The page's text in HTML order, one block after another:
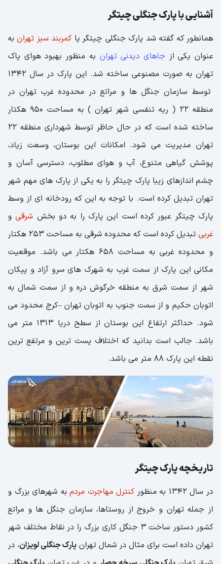
امکانات پارک چیتگر
ایستگاه های سوخت
درمانگاه
آتش نشانی
رستوران ها
ساعت کار پارک چیتگر
مسیرهای دسترسی به پارک چیتگر
عکس های پارک چیتگر
آشنایی با پارک جنگلی چیتگر
همانطور که گفته شد پارک جنگلی چیتگر یا کمربند سبز تهرانبه
عنوان یکی از جاهای دیدنی تهران به منظور بهبود هوای پاک
تهران به صورت مصنوعی ساخته شد. این پارک در سال 1342
توسط سازمان جنگل ها و مراتع در محدوده غرب تهران در
منطقه 22 ( ریه تنفسی شهر تهران ) به مساحت 950 هکتار
ساخته شده است که در حال حاظر توسط شهرداری منطقه 22
تهران مدیریت می شود. امکانات این بوستان، وسعت زیاد،
پوشش گیاهی متنوع، آب و هوای مطلوب، دسترسی آسان و
چشم اندازهای زیبا پارک چیتگر را به یکی از پارک های مهم شهر
تهران تبدیل کرده است. با توجه به این که رودخانه ای از وسط
پارک چیتگر عبور کرده است این پارک را به دو بخش شرقیو
غربی
تبدیل کرده است که محدوده شرقی به مساحت 253 هکتار
و محدوده غربی به مساحت 658 هکتار می باشد. موقعیت
مکانی این پارک از سمت غرب به شهرک های سرو آزاد و پیکان
شهر از سمت شرق به منطقه خرگوش دره و از سمت شمال به
اتوبان حکیم و از سمت جنوب به اتوبان تهران –کرج محدود می
شود. حداکثر ارتفاع این بوستان از سطح دریا 1313 متر می
باشد. جالب است بدانید که اختلاف پست ترین و مرتفع ترین
نقطه این پارک 88 متر می باشد.
تاریخچه پارک چیتگر
در سال 1342 به منظور کنترل مهاجرت مردمبه شهرهای بزرگ و
از جمله تهران و خروج از روستاها، سازمان جنگل ها و مراتع
کشور دستور ساخت 3 جنگل کاری بزرگ را در نقاط مختلف شهر
تهران داده است برای مثال در شمال تهران پارک جنگلی لویزان، در